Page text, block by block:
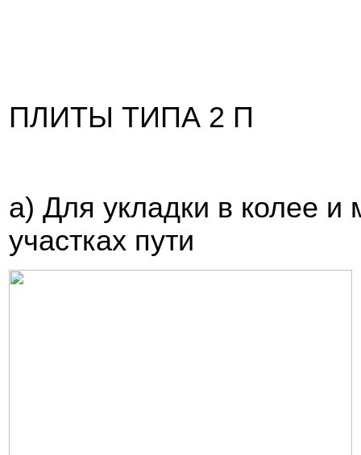
ПЛИТЫ ТИПА 2 П
а) Для укладки в колее
участках пути